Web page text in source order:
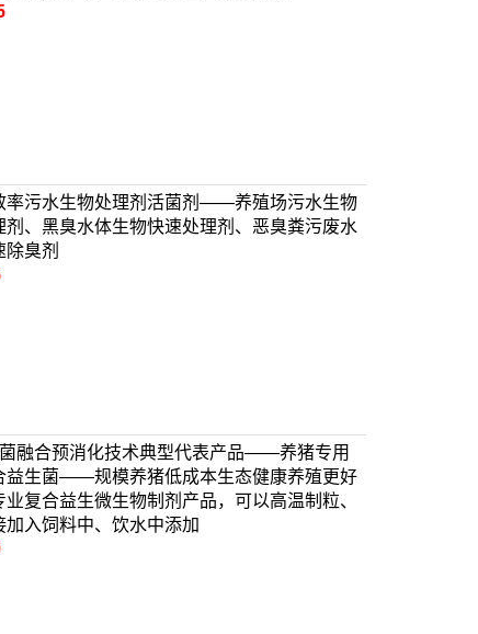
率污水生物处理剂活菌剂——养殖场污水生物
剂、黑臭水体生物快速处理剂、恶臭粪污废水
除臭剂
融合预消化技术典型代表产品——养猪专用
益生菌——规模养猪低成本生态健康养殖更好
业复合益生微生物制剂产品，可以高温制粒、
加入饲料中、饮水中添加